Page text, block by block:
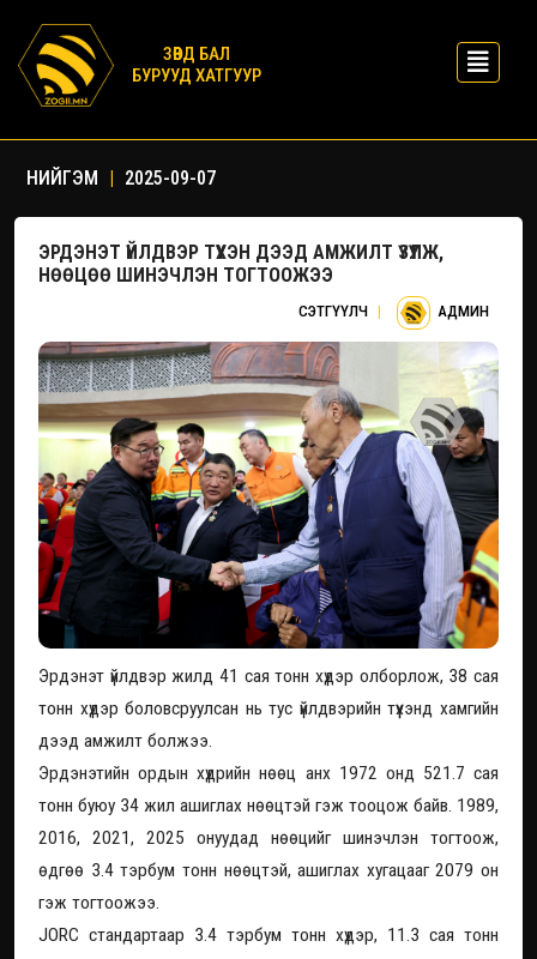
ЗӨВД БАЛ
БУРУУД ХАТГУУР
НИЙГЭМ | 2025-09-07
ЭРДЭНЭТ ҮЙЛДВЭР ТҮҮХЭН ДЭЭД АМЖИЛТ ҮЗҮҮЛЖ,
НӨӨЦӨӨ ШИНЭЧЛЭН ТОГТООЖЭЭ
СЭТГҮҮЛЧ | АДМИН
Эрдэнэт үйлдвэр жилд 41 сая тонн хүдэр олборлож, 38 сая
тонн хүдэр боловсруулсан нь тус үйлдвэрийн түүхэнд хамгийн
дээд амжилт болжээ.
Эрдэнэтийн ордын хүдрийн нөөц анх 1972 онд 521.7 сая
тонн буюу 34 жил ашиглах нөөцтэй гэж тооцож байв. 1989,
2016, 2021, 2025 онуудад нөөцийг шинэчлэн тогтоож,
өдгөө 3.4 тэрбум тонн нөөцтэй, ашиглах хугацааг 2079 он
гэж тогтоожээ.
JORC стандартаар 3.4 тэрбум тонн хүдэр, 11.3 сая тонн